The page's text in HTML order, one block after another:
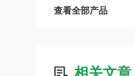
查看全部产品
相关文章